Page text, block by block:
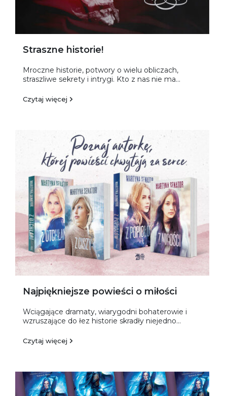
Straszne historie!
Mroczne historie, potwory o wielu obliczach,
straszliwe sekrety i intrygi. Kto z nas nie ma...
Czytaj więcej
Najpiękniejsze powieści o miłości
Wciągające dramaty, wiarygodni bohaterowie i
wzruszające do łez historie skradły niejedno...
Czytaj więcej